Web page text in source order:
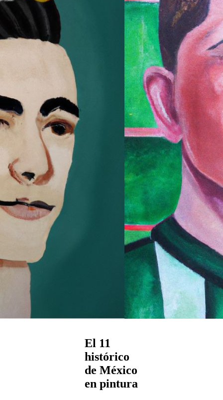
El 11
histórico
de México
en pintura